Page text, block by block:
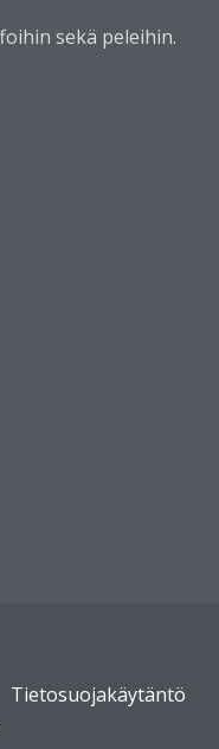
sekä peleihin.
Tietosuojakäytäntö